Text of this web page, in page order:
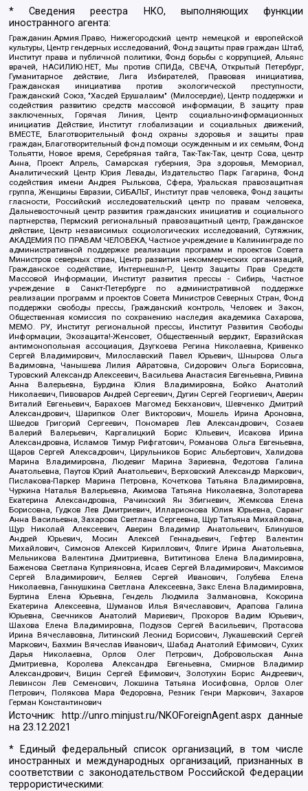
* Сведения реестра НКО, выполняющих функции
иностранного агента:
Гражданин.Армия.Право, Нижегородский центр немецкой и европейской
культуры, Центр гендерных исследований, Фонд защиты прав граждан Штаб,
Институт права и публичной политики, Фонд борьбы с коррупцией, Альянс
врачей, НАСИЛИЮ.НЕТ, Мы против СПИДа, СВЕЧА, Открытый Петербург,
Гуманитарное действие, Лига Избирателей, Правовая инициатива,
Гражданская инициатива против экологической преступности,
Гражданский Союз, "Хасдей Ерушалаим" (Милосердие), Центр поддержки и
содействия развитию средств массовой информации, В защиту прав
заключенных, Горячая Линия, Центр социально-информационных
инициатив Действие, Институт глобализации и социальных движений,
ВМЕСТЕ, Благотворительный фонд охраны здоровья и защиты прав
граждан, Благотворительный фонд помощи осужденным и их семьям, Фонд
Тольятти, Новое время, Серебряная тайга, Так-Так-Так, центр Сова, центр
Анна, Проект Апрель, Самарская губерния, Эра здоровья, Мемориал,
Аналитический Центр Юрия Левады, Издательство Парк Гагарина, Фонд
содействия имени Андрея Рылькова, Сфера, Уральская правозащитная
группа, Женщины Евразии, СИБАЛЬТ, Институт прав человека, Фонд защиты
гласности, Российский исследовательский центр по правам человека,
Дальневосточный центр развития гражданских инициатив и социального
партнерства, Пермский региональный правозащитный центр, Гражданское
действие, Центр независимых социологических исследований, Сутяжник,
АКАДЕМИЯ ПО ПРАВАМ ЧЕЛОВЕКА, Частное учреждение в Калининграде по
административной поддержке реализации программ и проектов Совета
Министров северных стран, Центр развития некоммерческих организаций,
Гражданское содействие, Интернешнл-Р, Центр Защиты Прав Средств
Массовой Информации, Институт развития прессы - Сибирь, Частное
учреждение в Санкт-Петербурге по административной поддержке
реализации программ и проектов Совета Министров Северных Стран, Фонд
поддержки свободы прессы, Гражданский контроль, Человек и Закон,
Общественная комиссия по сохранению наследия академика Сахарова,
МЕМО. РУ, Институт региональной прессы, Институт Развития Свободы
Информации, Экозащита!-Женсовет, Общественный вердикт, Евразийская
антимонопольная ассоциация, Дзугкоева Регина Николаевна, Кривенко
Сергей Владимирович, Милославский Павел Юрьевич, Шнырова Ольга
Вадимовна, Чанышева Лилия Айратовна, Сидорович Ольга Борисовна,
Туровский Александр Алексеевич, Васильева Анастасия Евгеньевна, Ривина
Анна Валерьевна, Бурдина Юлия Владимировна, Бойко Анатолий
Николаевич, Пивоваров Андрей Сергеевич, Дугин Сергей Георгиевич, Аверин
Виталий Евгеньевич, Барахоев Магомед Бекханович, Шевченко Дмитрий
Александрович, Шарипков Олег Викторович, Мошель Ирина Ароновна,
Шведов Григорий Сергеевич, Пономарев Лев Александрович, Созаев
Валерий Валерьевич, Каргалицкий Борис Юльевич, Исакова Ирина
Александровна, Исламов Тимур Рифгатович, Романова Ольга Евгеньевна,
Щаров Сергей Алексадрович, Цирульников Борис Альбертович, Халидова
Марина Владимировна, Людевиг Марина Зариевна, Федотова Галина
Анатольевна, Паутов Юрий Анатольевич, Верховский Александр Маркович,
Пислакова-Паркер Марина Петровна, Кочеткова Татьяна Владимировна,
Чуркина Наталья Валерьевна, Акимова Татьяна Николаевна, Золотарева
Екатерина Александровна, Рачинский Ян Збигневич, Жемкова Елена
Борисовна, Гудков Лев Дмитриевич, Илларионова Юлия Юрьевна, Саранг
Анна Васильевна, Захарова Светлана Сергеевна, Щур Татьяна Михайловна,
Щур Николай Алексеевич, Аверин Владимир Анатольевич, Блинушов
Андрей Юрьевич, Мосин Алексей Геннадьевич, Гефтер Валентин
Михайлович, Симонов Алексей Кириллович, Флиге Ирина Анатольевна,
Мельникова Валентина Дмитриевна, Вититинова Елена Владимировна,
Баженова Светлана Куприяновна, Исаев Сергей Владимирович, Максимов
Сергей Владимирович, Беляев Сергей Иванович, Голубева Елена
Николаевна, Ганнушкина Светлана Алексеевна, Закс Елена Владимировна,
Буртина Елена Юрьевна, Гендель Людмила Залмановна, Кокорина
Екатерина Алексеевна, Шуманов Илья Вячеславович, Арапова Галина
Юрьевна, Свечников Анатолий Мариевич, Прохоров Вадим Юрьевич,
Шахова Елена Владимировна, Подузов Сергей Васильевич, Протасова
Ирина Вячеславовна, Литинский Леонид Борисович, Лукашевский Сергей
Маркович, Бахмин Вячеслав Иванович, Шабад Анатолий Ефимович, Сухих
Дарья Николаевна, Орлов Олег Петрович, Добровольская Анна
Дмитриевна, Королева Александра Евгеньевна, Смирнов Владимир
Александрович, Вицин Сергей Ефимович, Золотухин Борис Андреевич,
Левинсон Лев Семенович, Локшина Татьяна Иосифовна, Орлов Олег
Петрович, Полякова Мара Федоровна, Резник Генри Маркович, Захаров
Герман Константинович
Источник: http://unro.minjust.ru/NKOForeignAgent.aspxданные
на23.12.2021
* Единый федеральный список организаций, в том числе
иностранных и международных организаций, признанных в
соответствии с законодательством Российской Федерации
террористическими: